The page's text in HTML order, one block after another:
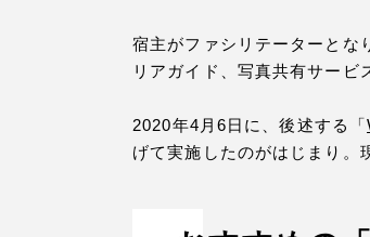
宿主がファシリテーターとな
リアガイド、写真共有サービ
2020年4月6日に、後述する「
げて実施したのがはじまり。